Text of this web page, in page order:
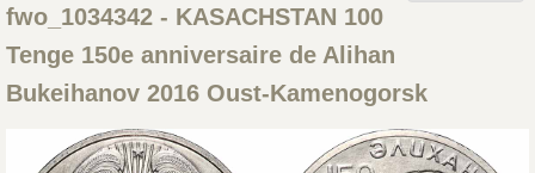
fwo_1034342- KASACHSTAN 100
Tenge 150e anniversaire de Alihan
Bukeihanov 2016 Oust-Kamenogorsk